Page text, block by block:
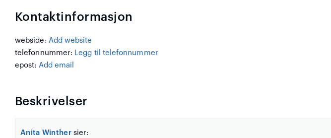
Kontaktinformasjon
webside: Add website
telefonnummer: Legg til telefonnummer
epost: Add email
Beskrivelser
Anita Winthersier: